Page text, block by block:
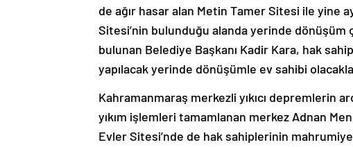
de ağır hasar alan Metin Tamer Sitesi ile yine
Sitesi’nin bulunduğu alanda yerinde dönüşüm
bulunan Belediye Başkanı Kadir Kara, hak
yapılacak yerinde dönüşümle ev sahibi
Kahramanmaraş merkezli yıkıcı depremlerin
yıkım işlemleri tamamlanan merkez Adnan
Evler Sitesi’nde de hak sahiplerinin